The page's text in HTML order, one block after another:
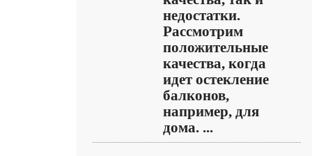
недостатки.
Рассмотрим
положительные
качества, когда
идет остекление
балконов,
например, для
дома. ...